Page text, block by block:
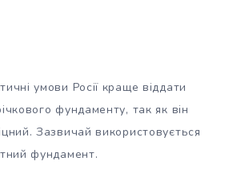
умови Росії краще віддати
фундаменту, так як він
Зазвичай використовується
фундамент.